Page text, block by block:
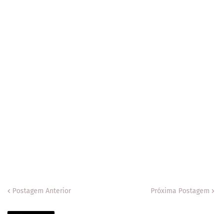
Postagem Anterior Próxima Postagem